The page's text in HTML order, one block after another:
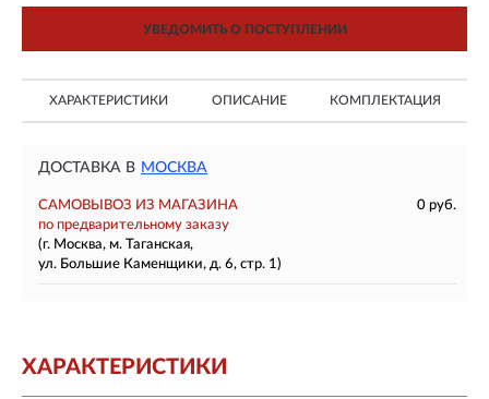
УВЕДОМИТЬ О ПОСТУПЛЕНИИ
ХАРАКТЕРИСТИКИ ОПИСАНИЕ КОМПЛЕКТАЦИЯ
ДОСТАВКА В МОСКВА
САМОВЫВОЗ ИЗ МАГАЗИНА
0 руб.
по предварительному заказу
(г. Москва, м. Таганская,
ул. Большие Каменщики, д. 6, стр. 1)
ХАРАКТЕРИСТИКИ